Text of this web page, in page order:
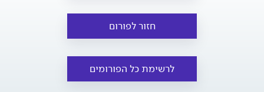
חזור לפורום
לרשימת כל הפורומים